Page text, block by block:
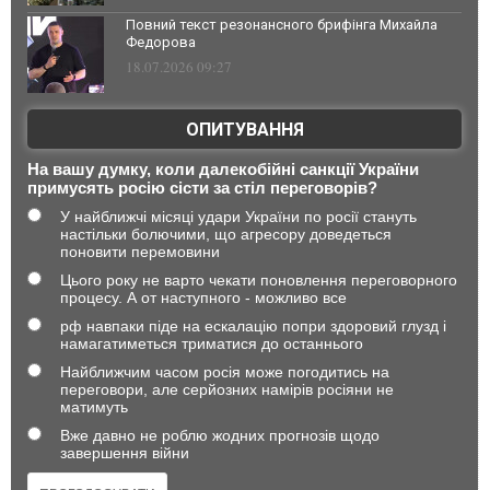
Повний текст резонансного брифінга Михайла
Федорова
18.07.2026 09:27
ОПИТУВАННЯ
На вашу думку, коли далекобійні санкції України
примусять росію сісти за стіл переговорів?
У найближчі місяці удари України по росії стануть
настільки болючими, що агресору доведеться
поновити перемовини
Цього року не варто чекати поновлення переговорного
процесу. А от наступного - можливо все
рф навпаки піде на ескалацію попри здоровий глузд і
намагатиметься триматися до останнього
Найближчим часом росія може погодитись на
переговори, але серйозних намірів росіяни не
матимуть
Вже давно не роблю жодних прогнозів щодо
завершення війни